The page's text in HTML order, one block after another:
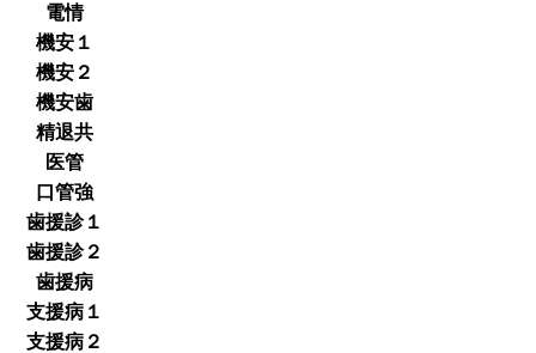
電情
機安１
機安２
機安歯
精退共
医管
口管強
歯援診１
歯援診２
歯援病
支援病１
支援病２